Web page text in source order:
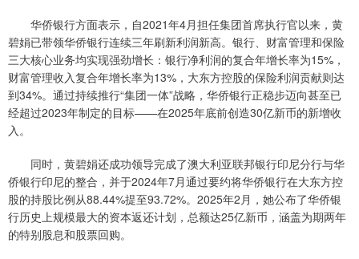
华侨银行方面表示，自2021年4月担任集团首席执行官以来，黄
碧娟已带领华侨银行连续三年刷新利润新高。银行、财富管理和保险
三大核心业务均实现强劲增长：银行净利润的复合年增长率为15%，
财富管理收入复合年增长率为13%，大东方控股的保险利润贡献则达
到34%。通过持续推行“集团一体”战略，华侨银行正稳步迈向甚至已
经超过2023年制定的目标——在2025年底前创造30亿新币的新增收
入。
同时，黄碧娟还成功领导完成了澳大利亚联邦银行印尼分行与华
侨银行印尼的整合，并于2024年7月通过要约将华侨银行在大东方控
股的持股比例从88.44%提至93.72%。2025年2月，她公布了华侨银
行历史上规模最大的资本返还计划，总额达25亿新币，涵盖为期两年
的特别股息和股票回购。